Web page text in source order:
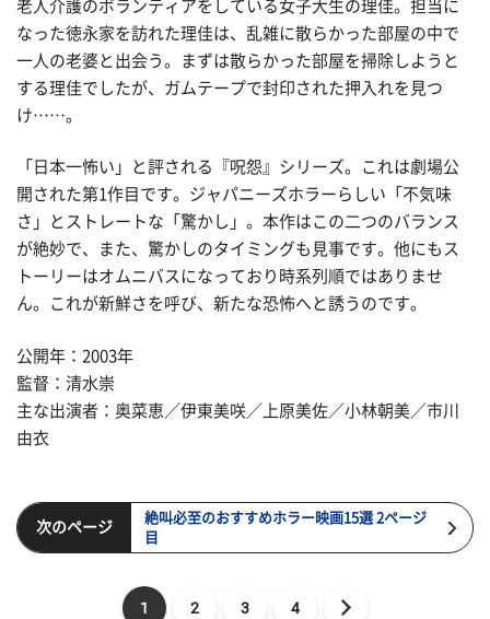
老人介護のボランティアをしている女子大生の理佳。担当に
なった徳永家を訪れた理佳は、乱雑に散らかった部屋の中で
一人の老婆と出会う。まずは散らかった部屋を掃除しようと
する理佳でしたが、ガムテープで封印された押入れを見つ
け……。
「日本一怖い」と評される『呪怨』シリーズ。これは劇場公
開された第1作目です。ジャパニーズホラーらしい「不気味
さ」とストレートな「驚かし」。本作はこの二つのバランス
が絶妙で、また、驚かしのタイミングも見事です。他にもス
トーリーはオムニバスになっており時系列順ではありませ
ん。これが新鮮さを呼び、新たな恐怖へと誘うのです。
公開年：2003年
監督：清水崇
主な出演者：奥菜恵／伊東美咲／上原美佐／小林朝美／市川
由衣
次のページ
絶叫必至のおすすめホラー映画15選 2ページ
目
1 2 3 4